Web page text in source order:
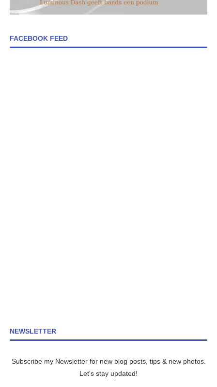
FACEBOOK FEED
NEWSLETTER
Subscribe my Newsletter for new blog posts, tips & new photos.
Let's stay updated!